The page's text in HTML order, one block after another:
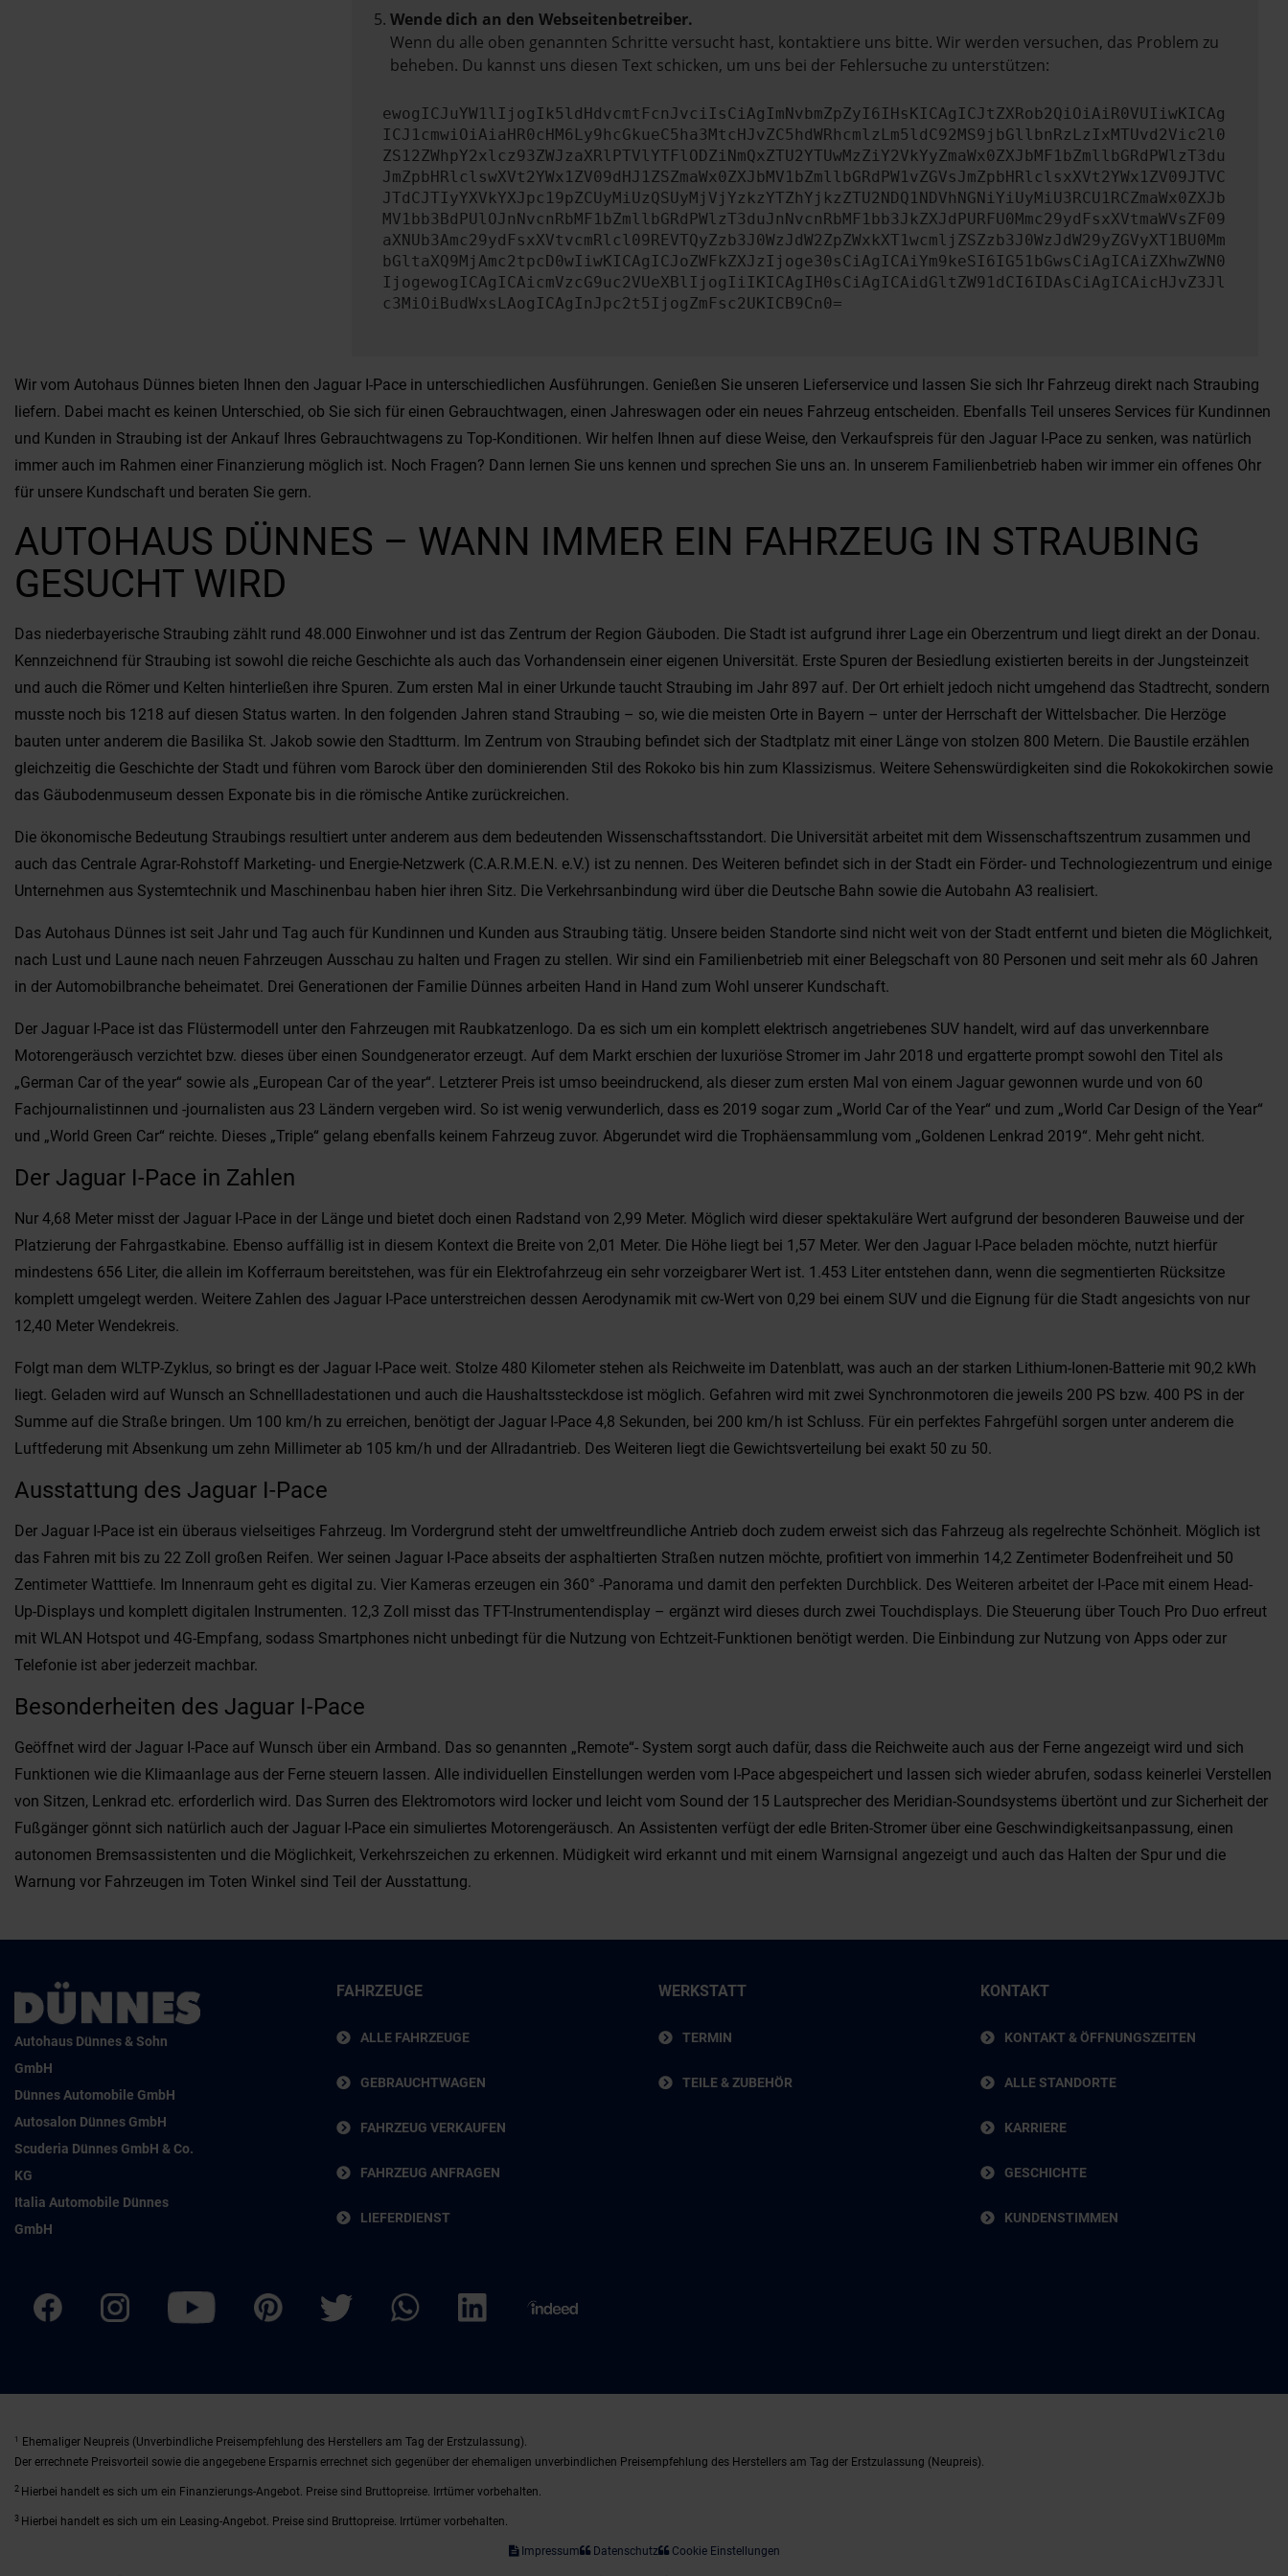
Wende dich an den Webseitenbetreiber.
Wenn du alle oben genannten Schritte versucht hast, kontaktiere uns bitte. Wir werden versuchen, das Problem zu
beheben. Du kannst uns diesen Text schicken, um uns bei der Fehlersuche zu unterstützen:
ewogICJuYW1lIjogIk5ldHdvcmtFcnJvciIsCiAgImNvbmZpZyI6IHsKICAgICJtZXRob2QiOiAiR0VUIiwKICAg
ICJ1cmwiOiAiaHR0cHM6Ly9hcGkueC5ha3MtcHJvZC5hdWRhcmlzLm5ldC92MS9jbGllbnRzLzIxMTUvd2Vic2l0
ZS12ZWhpY2xlcz93ZWJzaXRlPTVlYTFlODZiNmQxZTU2YTUwMzZiY2VkYyZmaWx0ZXJbMF1bZmllbGRdPWlzT3du
JmZpbHRlclswXVt2YWx1ZV09dHJ1ZSZmaWx0ZXJbMV1bZmllbGRdPW1vZGVsJmZpbHRlclsxXVt2YWx1ZV09JTVC
JTdCJTIyYXVkYXJpc19pZCUyMiUzQSUyMjVjYzkzYTZhYjkzZTU2NDQ1NDVhNGNiYiUyMiU3RCU1RCZmaWx0ZXJb
MV1bb3BdPUlOJnNvcnRbMF1bZmllbGRdPWlzT3duJnNvcnRbMF1bb3JkZXJdPURFU0Mmc29ydFsxXVtmaWVsZF09
aXNUb3Amc29ydFsxXVtvcmRlcl09REVTQyZzb3J0WzJdW2ZpZWxkXT1wcmljZSZzb3J0WzJdW29yZGVyXT1BU0Mm
bGltaXQ9MjAmc2tpcD0wIiwKICAgICJoZWFkZXJzIjoge30sCiAgICAiYm9keSI6IG51bGwsCiAgICAiZXhwZWN0
IjogewogICAgICAicmVzcG9uc2VUeXBlIjogIiIKICAgIH0sCiAgICAidGltZW91dCI6IDAsCiAgICAicHJvZ3Jl
c3MiOiBudWxsLAogICAgInJpc2t5IjogZmFsc2UKICB9Cn0=
Wir vom Autohaus Dünnes bieten Ihnen den Jaguar I-Pace in unterschiedlichen Ausführungen. Genießen Sie unseren Lieferservice und lassen Sie sich Ihr Fahrzeug direkt nach Straubing
liefern. Dabei macht es keinen Unterschied, ob Sie sich für einen Gebrauchtwagen, einen Jahreswagen oder ein neues Fahrzeug entscheiden. Ebenfalls Teil unseres Services für Kundinnen
und Kunden in Straubing ist der Ankauf Ihres Gebrauchtwagens zu Top-Konditionen. Wir helfen Ihnen auf diese Weise, den Verkaufspreis für den Jaguar I-Pace zu senken, was natürlich
immer auch im Rahmen einer Finanzierung möglich ist. Noch Fragen? Dann lernen Sie uns kennen und sprechen Sie uns an. In unserem Familienbetrieb haben wir immer ein offenes Ohr
für unsere Kundschaft und beraten Sie gern.
AUTOHAUS DÜNNES – WANN IMMER EIN FAHRZEUG IN STRAUBING
GESUCHT WIRD
Das niederbayerische Straubing zählt rund 48.000 Einwohner und ist das Zentrum der Region Gäuboden. Die Stadt ist aufgrund ihrer Lage ein Oberzentrum und liegt direkt an der Donau.
Kennzeichnend für Straubing ist sowohl die reiche Geschichte als auch das Vorhandensein einer eigenen Universität. Erste Spuren der Besiedlung existierten bereits in der Jungsteinzeit
und auch die Römer und Kelten hinterließen ihre Spuren. Zum ersten Mal in einer Urkunde taucht Straubing im Jahr 897 auf. Der Ort erhielt jedoch nicht umgehend das Stadtrecht, sondern
musste noch bis 1218 auf diesen Status warten. In den folgenden Jahren stand Straubing – so, wie die meisten Orte in Bayern – unter der Herrschaft der Wittelsbacher. Die Herzöge
bauten unter anderem die Basilika St. Jakob sowie den Stadtturm. Im Zentrum von Straubing befindet sich der Stadtplatz mit einer Länge von stolzen 800 Metern. Die Baustile erzählen
gleichzeitig die Geschichte der Stadt und führen vom Barock über den dominierenden Stil des Rokoko bis hin zum Klassizismus. Weitere Sehenswürdigkeiten sind die Rokokokirchen sowie
das Gäubodenmuseum dessen Exponate bis in die römische Antike zurückreichen.
Die ökonomische Bedeutung Straubings resultiert unter anderem aus dem bedeutenden Wissenschaftsstandort. Die Universität arbeitet mit dem Wissenschaftszentrum zusammen und
auch das Centrale Agrar-Rohstoff Marketing- und Energie-Netzwerk (C.A.R.M.E.N. e.V.) ist zu nennen. Des Weiteren befindet sich in der Stadt ein Förder- und Technologiezentrum und einige
Unternehmen aus Systemtechnik und Maschinenbau haben hier ihren Sitz. Die Verkehrsanbindung wird über die Deutsche Bahn sowie die Autobahn A3 realisiert.
Das Autohaus Dünnes ist seit Jahr und Tag auch für Kundinnen und Kunden aus Straubing tätig. Unsere beiden Standorte sind nicht weit von der Stadt entfernt und bieten die Möglichkeit,
nach Lust und Laune nach neuen Fahrzeugen Ausschau zu halten und Fragen zu stellen. Wir sind ein Familienbetrieb mit einer Belegschaft von 80 Personen und seit mehr als 60 Jahren
in der Automobilbranche beheimatet. Drei Generationen der Familie Dünnes arbeiten Hand in Hand zum Wohl unserer Kundschaft.
Der Jaguar I-Pace ist das Flüstermodell unter den Fahrzeugen mit Raubkatzenlogo. Da es sich um ein komplett elektrisch angetriebenes SUV handelt, wird auf das unverkennbare
Motorengeräusch verzichtet bzw. dieses über einen Soundgenerator erzeugt. Auf dem Markt erschien der luxuriöse Stromer im Jahr 2018 und ergatterte prompt sowohl den Titel als
„German Car of the year“ sowie als „European Car of the year“. Letzterer Preis ist umso beeindruckend, als dieser zum ersten Mal von einem Jaguar gewonnen wurde und von 60
Fachjournalistinnen und -journalisten aus 23 Ländern vergeben wird. So ist wenig verwunderlich, dass es 2019 sogar zum „World Car of the Year“ und zum „World Car Design of the Year“
und „World Green Car“ reichte. Dieses „Triple“ gelang ebenfalls keinem Fahrzeug zuvor. Abgerundet wird die Trophäensammlung vom „Goldenen Lenkrad 2019“. Mehr geht nicht.
Der Jaguar I-Pace in Zahlen
Nur 4,68 Meter misst der Jaguar I-Pace in der Länge und bietet doch einen Radstand von 2,99 Meter. Möglich wird dieser spektakuläre Wert aufgrund der besonderen Bauweise und der
Platzierung der Fahrgastkabine. Ebenso auffällig ist in diesem Kontext die Breite von 2,01 Meter. Die Höhe liegt bei 1,57 Meter. Wer den Jaguar I-Pace beladen möchte, nutzt hierfür
mindestens 656 Liter, die allein im Kofferraum bereitstehen, was für ein Elektrofahrzeug ein sehr vorzeigbarer Wert ist. 1.453 Liter entstehen dann, wenn die segmentierten Rücksitze
komplett umgelegt werden. Weitere Zahlen des Jaguar I-Pace unterstreichen dessen Aerodynamik mit cw-Wert von 0,29 bei einem SUV und die Eignung für die Stadt angesichts von nur
12,40 Meter Wendekreis.
Folgt man dem WLTP-Zyklus, so bringt es der Jaguar I-Pace weit. Stolze 480 Kilometer stehen als Reichweite im Datenblatt, was auch an der starken Lithium-Ionen-Batterie mit 90,2 kWh
liegt. Geladen wird auf Wunsch an Schnellladestationen und auch die Haushaltssteckdose ist möglich. Gefahren wird mit zwei Synchronmotoren die jeweils 200 PS bzw. 400 PS in der
Summe auf die Straße bringen. Um 100 km/h zu erreichen, benötigt der Jaguar I-Pace 4,8 Sekunden, bei 200 km/h ist Schluss. Für ein perfektes Fahrgefühl sorgen unter anderem die
Luftfederung mit Absenkung um zehn Millimeter ab 105 km/h und der Allradantrieb. Des Weiteren liegt die Gewichtsverteilung bei exakt 50 zu 50.
Ausstattung des Jaguar I-Pace
Der Jaguar I-Pace ist ein überaus vielseitiges Fahrzeug. Im Vordergrund steht der umweltfreundliche Antrieb doch zudem erweist sich das Fahrzeug als regelrechte Schönheit. Möglich ist
das Fahren mit bis zu 22 Zoll großen Reifen. Wer seinen Jaguar I-Pace abseits der asphaltierten Straßen nutzen möchte, profitiert von immerhin 14,2 Zentimeter Bodenfreiheit und 50
Zentimeter Watttiefe. Im Innenraum geht es digital zu. Vier Kameras erzeugen ein 360° -Panorama und damit den perfekten Durchblick. Des Weiteren arbeitet der I-Pace mit einem Head-
Up-Displays und komplett digitalen Instrumenten. 12,3 Zoll misst das TFT-Instrumentendisplay – ergänzt wird dieses durch zwei Touchdisplays. Die Steuerung über Touch Pro Duo erfreut
mit WLAN Hotspot und 4G-Empfang, sodass Smartphones nicht unbedingt für die Nutzung von Echtzeit-Funktionen benötigt werden. Die Einbindung zur Nutzung von Apps oder zur
Telefonie ist aber jederzeit machbar.
Besonderheiten des Jaguar I-Pace
Geöffnet wird der Jaguar I-Pace auf Wunsch über ein Armband. Das so genannten „Remote“- System sorgt auch dafür, dass die Reichweite auch aus der Ferne angezeigt wird und sich
Funktionen wie die Klimaanlage aus der Ferne steuern lassen. Alle individuellen Einstellungen werden vom I-Pace abgespeichert und lassen sich wieder abrufen, sodass keinerlei Verstellen
von Sitzen, Lenkrad etc. erforderlich wird. Das Surren des Elektromotors wird locker und leicht vom Sound der 15 Lautsprecher des Meridian-Soundsystems übertönt und zur Sicherheit der
Fußgänger gönnt sich natürlich auch der Jaguar I-Pace ein simuliertes Motorengeräusch. An Assistenten verfügt der edle Briten-Stromer über eine Geschwindigkeitsanpassung, einen
autonomen Bremsassistenten und die Möglichkeit, Verkehrszeichen zu erkennen. Müdigkeit wird erkannt und mit einem Warnsignal angezeigt und auch das Halten der Spur und die
Warnung vor Fahrzeugen im Toten Winkel sind Teil der Ausstattung.
Autohaus Dünnes & Sohn
GmbH
Dünnes Automobile GmbH
Autosalon Dünnes GmbH
Scuderia Dünnes GmbH & Co.
KG
Italia Automobile Dünnes
GmbH
FAHRZEUGE
ALLE FAHRZEUGE
GEBRAUCHTWAGEN
FAHRZEUG VERKAUFEN
FAHRZEUG ANFRAGEN
LIEFERDIENST
WERKSTATT
TERMIN
TEILE & ZUBEHÖR
KONTAKT
KONTAKT & ÖFFNUNGSZEITEN
ALLE STANDORTE
KARRIERE
GESCHICHTE
KUNDENSTIMMEN
1
Ehemaliger Neupreis (Unverbindliche Preisempfehlung des Herstellers am Tag der Erstzulassung).
Der errechnete Preisvorteil sowie die angegebene Ersparnis errechnet sich gegenüber der ehemaligen unverbindlichen Preisempfehlung des Herstellers am Tag der Erstzulassung (Neupreis).
2 Hierbei handelt es sich um ein Finanzierungs-Angebot. Preise sind Bruttopreise. Irrtümer vorbehalten.
3 Hierbei handelt es sich um ein Leasing-Angebot. Preise sind Bruttopreise. Irrtümer vorbehalten.
Impressum Datenschutz Cookie Einstellungen